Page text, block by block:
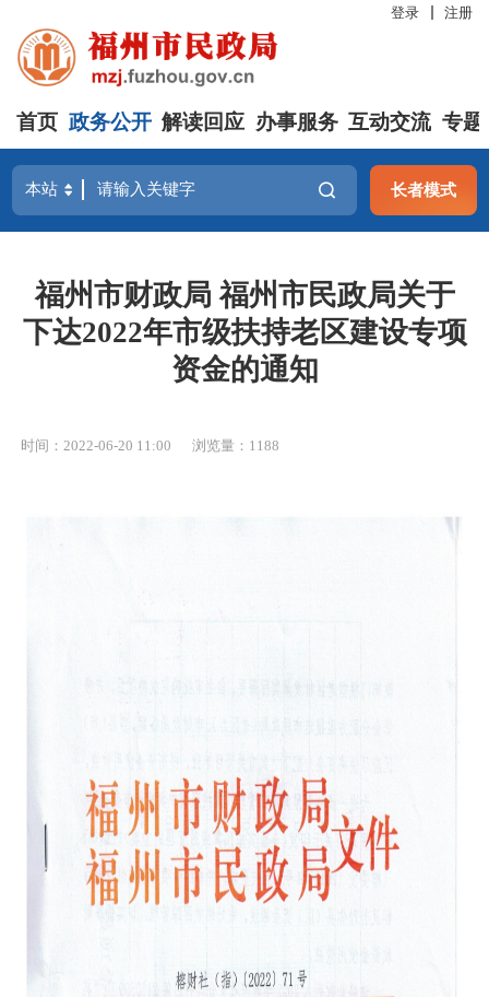
登录 注册
首页 政务公开 解读回应 办事服务 互动交流 专题
长者模式
福州市财政局 福州市民政局关于
下达2022年市级扶持老区建设专项
资金的通知
时间：2022-06-20 11:00 浏览量：1188